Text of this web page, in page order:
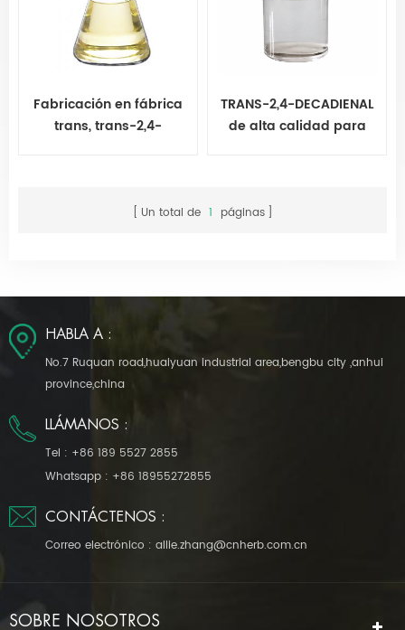
Fabricación en fábrica
trans, trans-2,4-
TRANS-2,4-DECADIENAL
de alta calidad para
Un total de 1 páginas
HABLA A :
No.7 Ruquan road,huaiyuan industrial area,bengbu city ,anhui
province,china
LLÁMANOS :
Tel : +86 189 5527 2855
Whatsapp : +86 18955272855
CONTÁCTENOS :
Correo electrónico : allie.zhang@cnherb.com.cn
SOBRE NOSOTROS